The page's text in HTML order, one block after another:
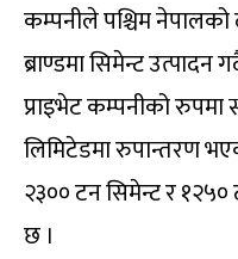
कम्पनीले पश्चिम नेपालको
ब्राण्डमा सिमेन्ट
प्राइभेट कम्पनीको
लिमिटेडमा रुपान्तरण
२३०० टन सिमेन्ट र
छ ।